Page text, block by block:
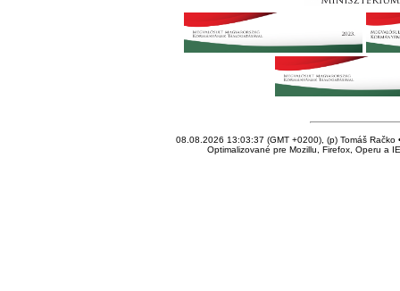
08.08.2026 13:03:37 (GMT +0200), (p) Tomáš Račko
Optimalizované pre Mozillu, Firefox, Operu a